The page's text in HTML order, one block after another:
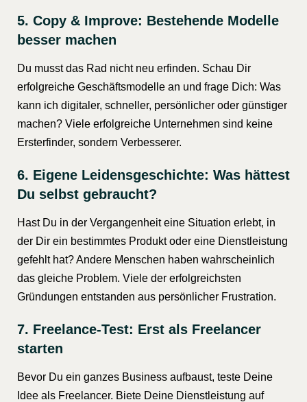
5. Copy & Improve: Bestehende Modelle
besser machen
Du musst das Rad nicht neu erfinden. Schau Dir
erfolgreiche Geschäftsmodelle an und frage Dich: Was
kann ich digitaler, schneller, persönlicher oder günstiger
machen? Viele erfolgreiche Unternehmen sind keine
Ersterfinder, sondern Verbesserer.
6. Eigene Leidensgeschichte: Was hättest
Du selbst gebraucht?
Hast Du in der Vergangenheit eine Situation erlebt, in
der Dir ein bestimmtes Produkt oder eine Dienstleistung
gefehlt hat? Andere Menschen haben wahrscheinlich
das gleiche Problem. Viele der erfolgreichsten
Gründungen entstanden aus persönlicher Frustration.
7. Freelance-Test: Erst als Freelancer
starten
Bevor Du ein ganzes Business aufbaust, teste Deine
Idee als Freelancer. Biete Deine Dienstleistung auf